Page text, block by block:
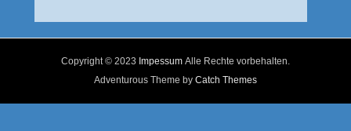
Copyright © 2023 Impessum Alle Rechte vorbehalten.
Adventurous Theme by Catch Themes